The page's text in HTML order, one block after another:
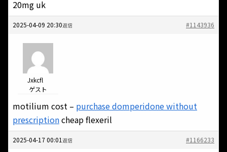
20mg uk
2025-04-09 20:30 #1143936
返信
Jxkcfl
ゲスト
motilium cost – purchase domperidone without
prescriptioncheap flexeril
2025-04-17 00:01 #1166233
返信